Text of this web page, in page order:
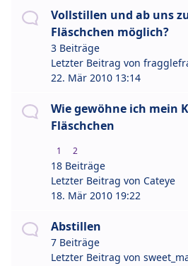
Vollstillen und ab uns
Fläschchen möglich?
3 Beiträge
Letzter Beitrag von
22. Mär 2010 13:14
Wie gewöhne ich mein
Fläschchen
1 2
18 Beiträge
Letzter Beitrag von Cateye
18. Mär 2010 19:22
Abstillen
7 Beiträge
Letzter Beitrag von